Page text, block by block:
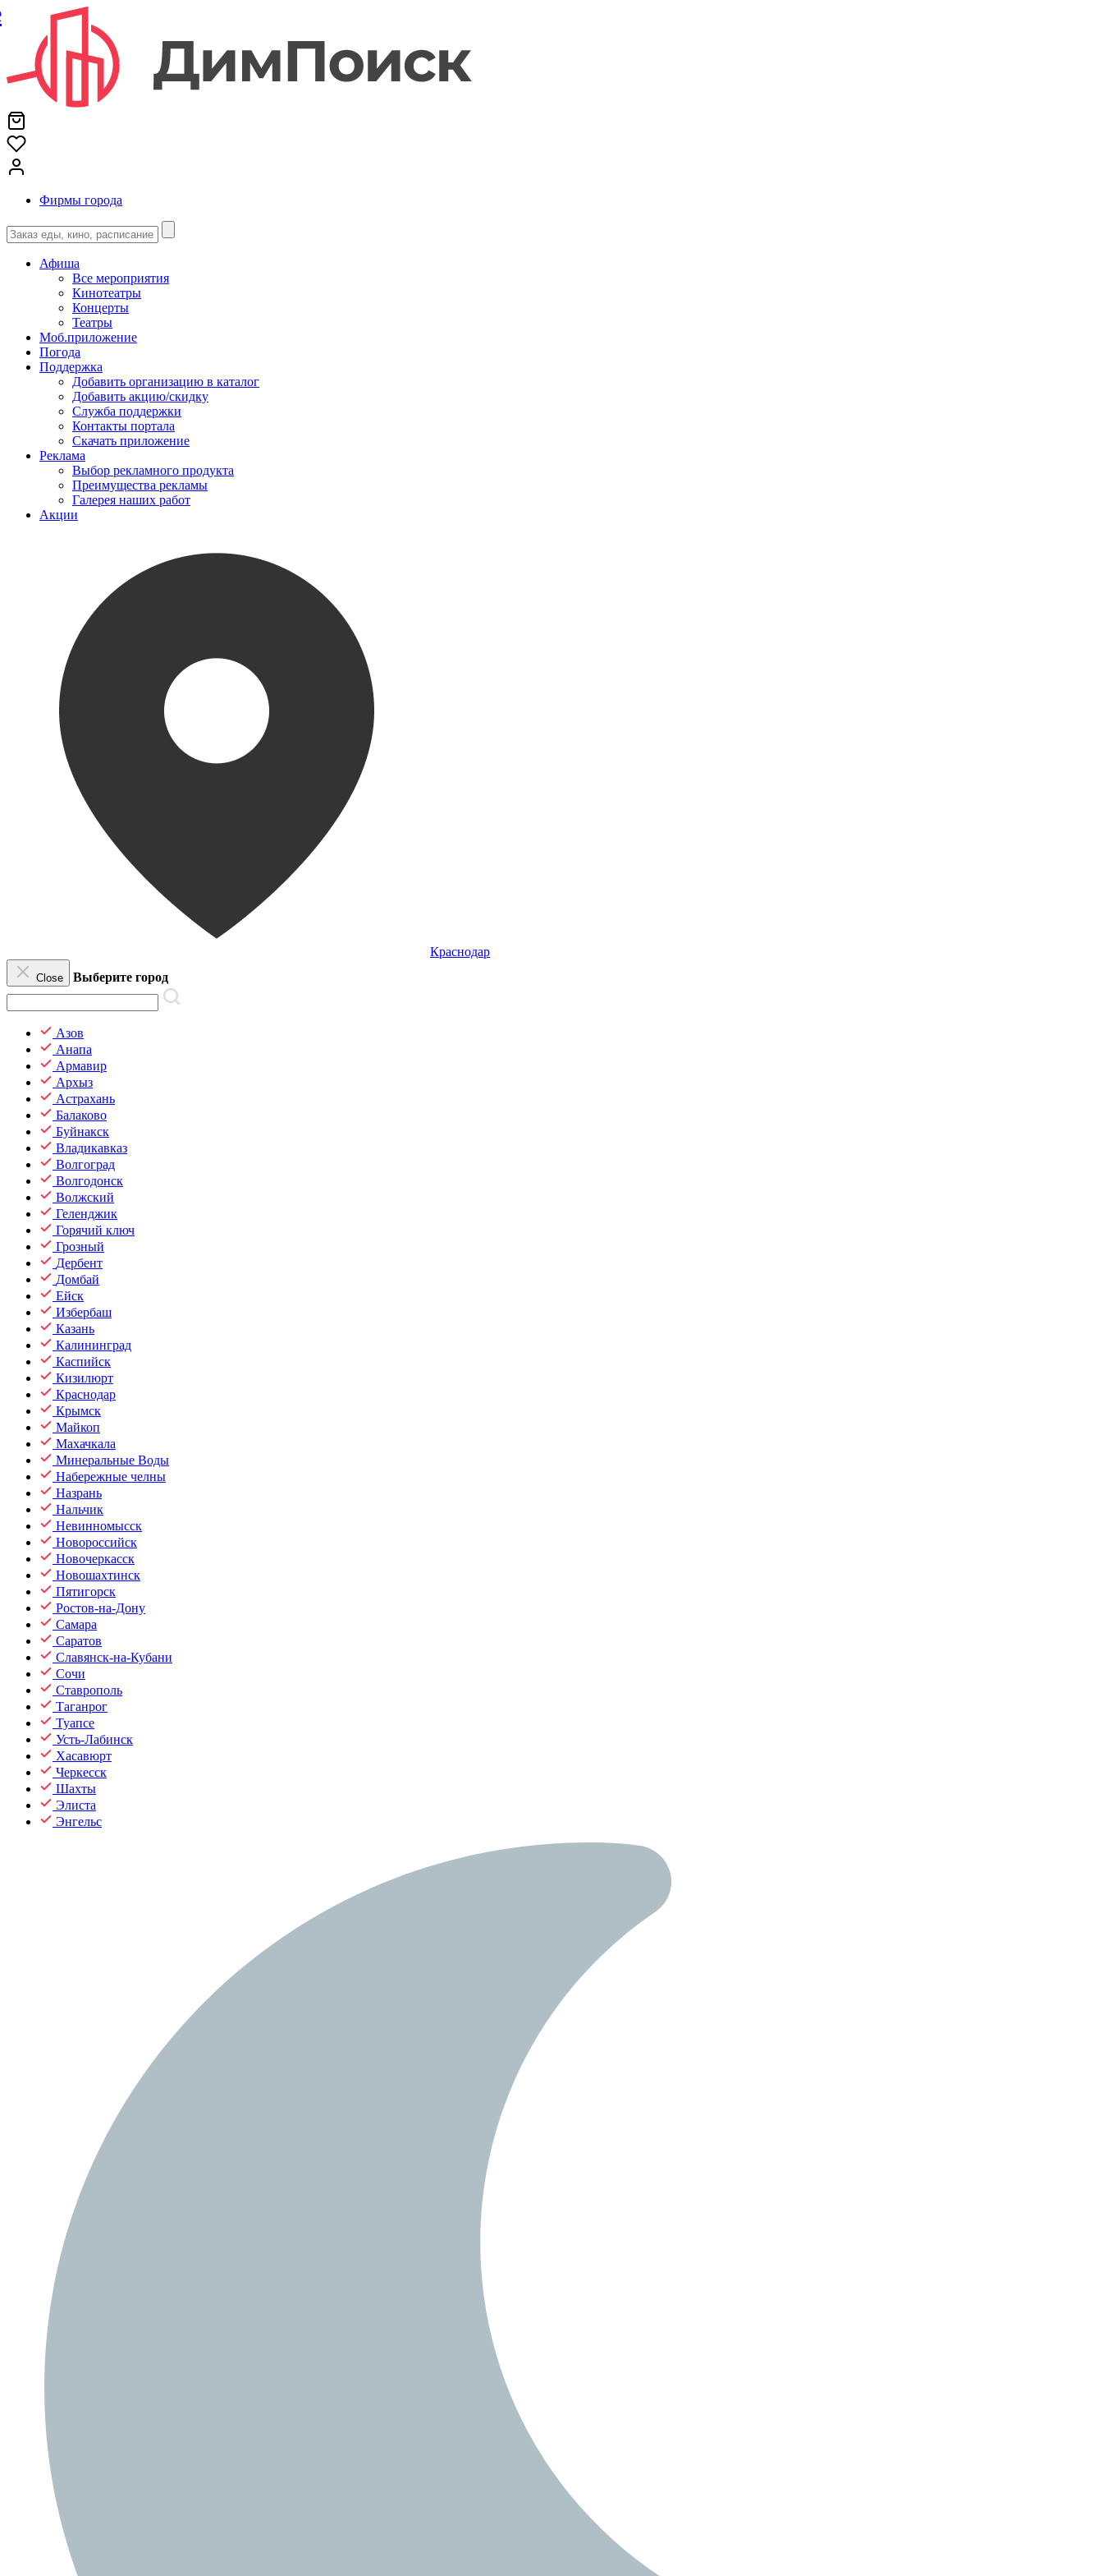
Фирмы города
Афиша
Все мероприятия
Кинотеатры
Концерты
Театры
Моб.приложение
Погода
Поддержка
Добавить организацию в каталог
Добавить акцию/скидку
Служба поддержки
Контакты портала
Скачать приложение
Реклама
Выбор рекламного продукта
Преимущества рекламы
Галерея наших работ
Акции
Краснодар
Close Выберите город
Азов
Анапа
Армавир
Архыз
Астрахань
Балаково
Буйнакск
Владикавказ
Волгоград
Волгодонск
Волжский
Геленджик
Горячий ключ
Грозный
Дербент
Домбай
Ейск
Избербаш
Казань
Калининград
Каспийск
Кизилюрт
Краснодар
Крымск
Майкоп
Махачкала
Минеральные Воды
Набережные челны
Назрань
Нальчик
Невинномысск
Новороссийск
Новочеркасск
Новошахтинск
Пятигорск
Ростов-на-Дону
Самара
Саратов
Славянск-на-Кубани
Сочи
Ставрополь
Таганрог
Туапсе
Усть-Лабинск
Хасавюрт
Черкесск
Шахты
Элиста
Энгельс